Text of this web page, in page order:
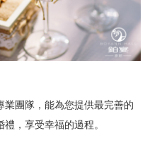
業團隊，能為您提供最完善的
，享受幸福的過程。